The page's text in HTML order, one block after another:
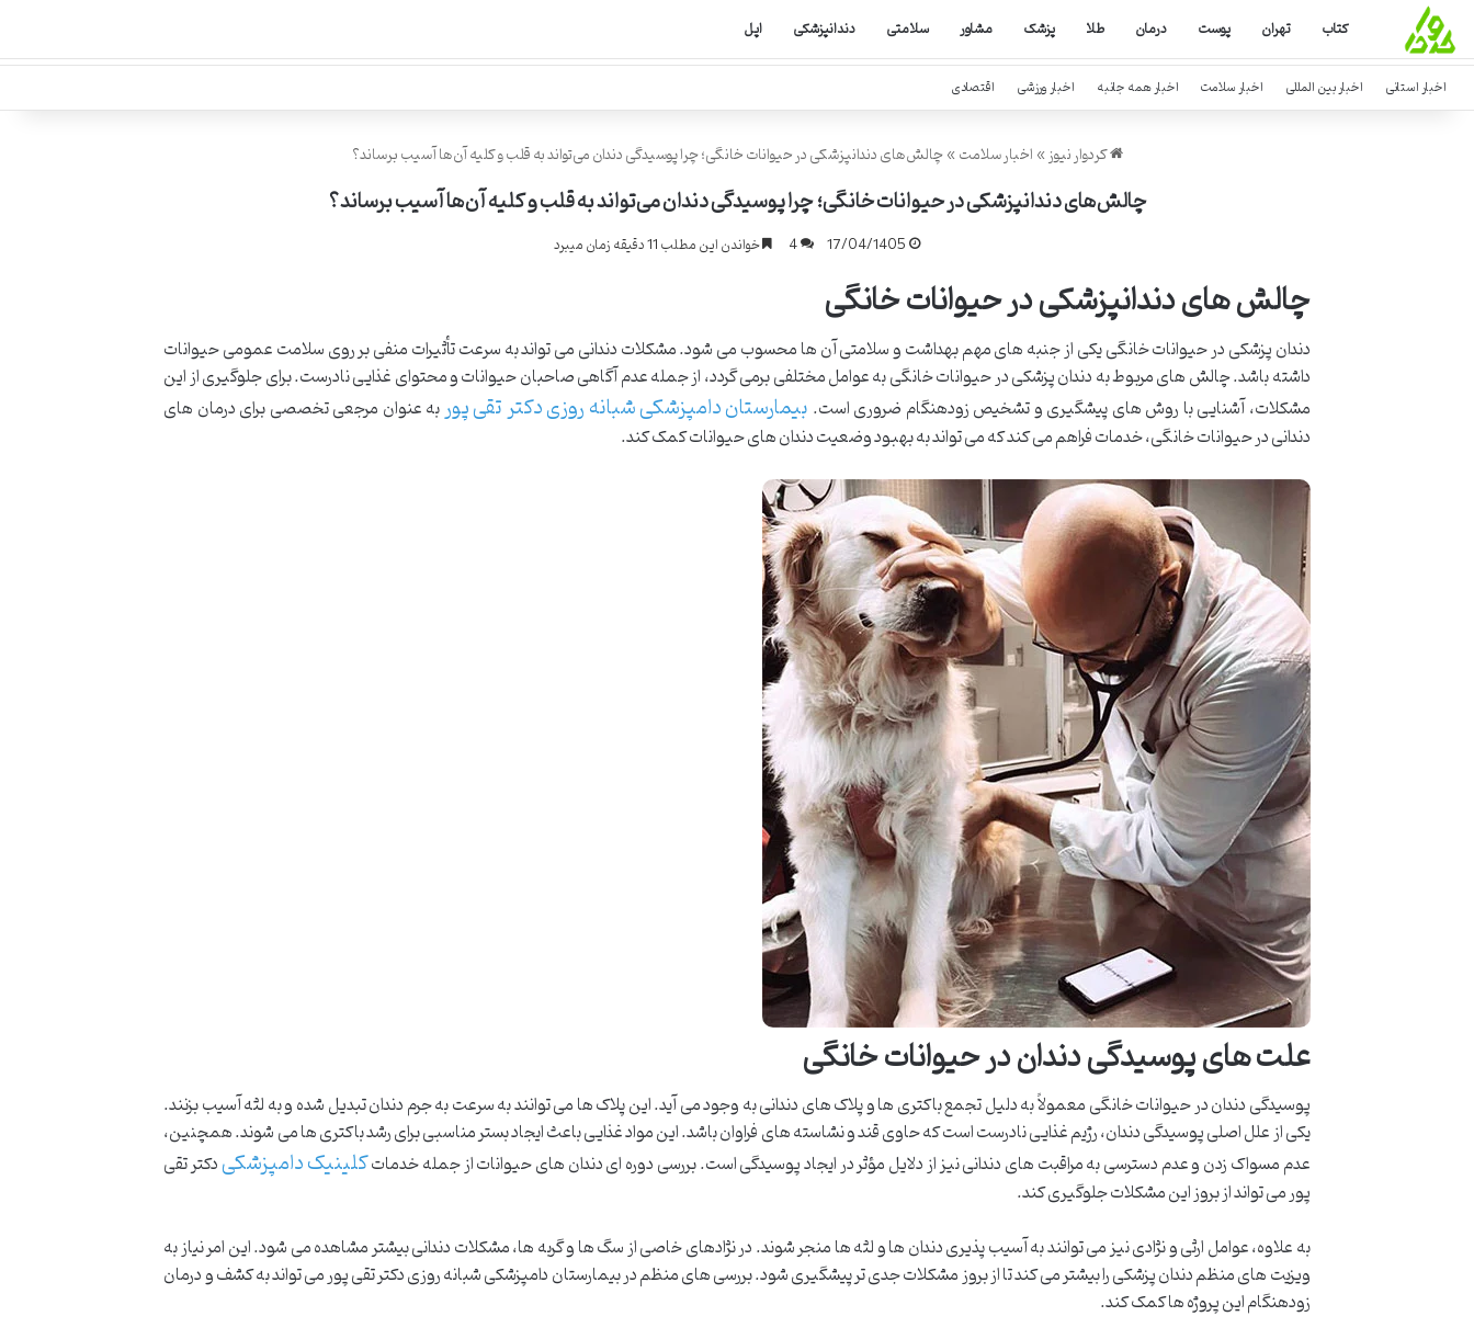
کتاب تهران پوست درمان طلا پزشک مشاور سلامتی دندانپزشکی اپل
اخبار استانی اخبار بین المللی اخبار سلامت اخبار همه جانبه اخبار ورزشی اقتصادی
کردوار نیوز»اخبار سلامت»چالش‌های دندانپزشکی در حیوانات خانگی؛ چرا پوسیدگی دندان می‌تواند به قلب و کلیه آن‌ها آسیب برساند؟
چالش‌های دندانپزشکی در حیوانات خانگی؛ چرا پوسیدگی دندان می‌تواند به قلب و کلیه آن‌ها آسیب برساند؟
17/04/1405
4 خواندن این مطلب 11 دقیقه زمان میبرد
چالش های دندانپزشکی در حیوانات خانگی
دندان پزشکی در حیوانات خانگی یکی از جنبه های مهم بهداشت و سلامتی آن ها محسوب می شود. مشکلات دندانی می تواند به سرعت تأثیرات منفی بر روی سلامت عمومی حیوانات
داشته باشد. چالش های مربوط به دندان پزشکی در حیوانات خانگی به عوامل مختلفی برمی گردد، از جمله عدم آگاهی صاحبان حیوانات و محتوای غذایی نادرست. برای جلوگیری از این
مشکلات، آشنایی با روش های پیشگیری و تشخیص زودهنگام ضروری است.بیمارستان دامپزشکی شبانه روزی دکتر تقی پوربه عنوان مرجعی تخصصی برای درمان های
دندانی در حیوانات خانگی، خدمات فراهم می کند که می تواند به بهبود وضعیت دندان های حیوانات کمک کند.
علت های پوسیدگی دندان در حیوانات خانگی
پوسیدگی دندان در حیوانات خانگی معمولاً به دلیل تجمع باکتری ها و پلاک های دندانی به وجود می آید. این پلاک ها می توانند به سرعت به جرم دندان تبدیل شده و به لثه آسیب بزنند.
یکی از علل اصلی پوسیدگی دندان، رژیم غذایی نادرست است که حاوی قند و نشاسته های فراوان باشد. این مواد غذایی باعث ایجاد بستر مناسبی برای رشد باکتری ها می شوند. همچنین،
عدم مسواک زدن و عدم دسترسی به مراقبت های دندانی نیز از دلایل مؤثر در ایجاد پوسیدگی است. بررسی دوره ای دندان های حیوانات از جمله خدماتکلینیک دامپزشکیدکتر تقی
پور می تواند از بروز این مشکلات جلوگیری کند.
به علاوه، عوامل ارثی و نژادی نیز می توانند به آسیب پذیری دندان ها و لثه ها منجر شوند. در نژادهای خاصی از سگ ها و گربه ها، مشکلات دندانی بیشتر مشاهده می شود. این امر نیاز به
ویزیت های منظم دندان پزشکی را بیشتر می کند تا از بروز مشکلات جدی تر پیشگیری شود. بررسی های منظم در بیمارستان دامپزشکی شبانه روزی دکتر تقی پور می تواند به کشف و درمان
زودهنگام این پروژه ها کمک کند.